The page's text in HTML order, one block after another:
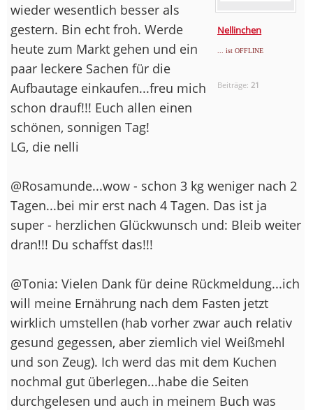
Nellinchen
... ist OFFLINE
Beiträge: 21
wieder wesentlich besser als
gestern. Bin echt froh. Werde
heute zum Markt gehen und ein
paar leckere Sachen für die
Aufbautage einkaufen...freu mich
schon drauf!!! Euch allen einen
schönen, sonnigen Tag!
LG, die nelli
@Rosamunde...wow - schon 3 kg weniger nach 2
Tagen...bei mir erst nach 4 Tagen. Das ist ja
super - herzlichen Glückwunsch und: Bleib weiter
dran!!! Du schaffst das!!!
@Tonia: Vielen Dank für deine Rückmeldung...ich
will meine Ernährung nach dem Fasten jetzt
wirklich umstellen (hab vorher zwar auch relativ
gesund gegessen, aber ziemlich viel Weißmehl
und son Zeug). Ich werd das mit dem Kuchen
nochmal gut überlegen...habe die Seiten
durchgelesen und auch in meinem Buch was